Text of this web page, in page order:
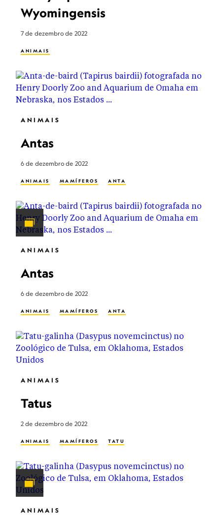
Wyomingensis
7 de dezembro de 2022
ANIMAIS
ANIMAIS
Antas
6 de dezembro de 2022
ANIMAIS MAMÍFEROS ANTA
ANIMAIS
Antas
6 de dezembro de 2022
ANIMAIS MAMÍFEROS ANTA
ANIMAIS
Tatus
2 de dezembro de 2022
ANIMAIS MAMÍFEROS TATU
ANIMAIS